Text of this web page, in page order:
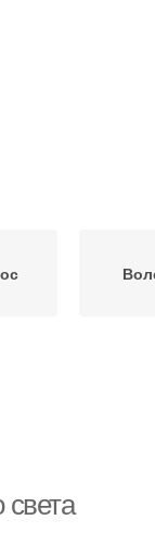
света